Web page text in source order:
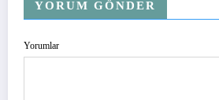
YORUM GÖNDER
Yorumlar